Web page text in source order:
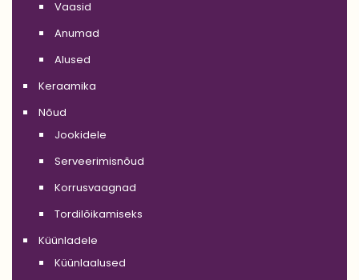
Vaasid
Anumad
Alused
Keraamika
Nõud
Jookidele
Serveerimisnõud
Korrusvaagnad
Tordilõikamiseks
Küünladele
Küünlaalused